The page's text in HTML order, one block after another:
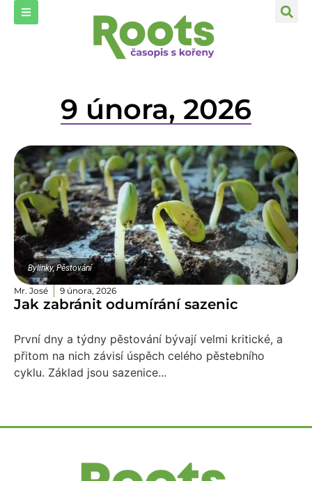
9 února, 2026
Bylinky,Pěstování
Mr. José 9 února, 2026
Jak zabránit odumírání sazenic
První dny a týdny pěstování bývají velmi kritické, a
přitom na nich závisí úspěch celého pěstebního
cyklu. Základ jsou sazenice...